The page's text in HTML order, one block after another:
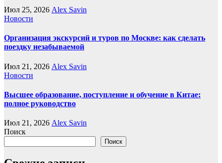
Июл 25, 2026 Alex Savin
Новости
Организация экскурсий и туров по Москве: как сделать
поездку незабываемой
Июл 21, 2026 Alex Savin
Новости
Высшее образование, поступление и обучение в Китае:
полное руководство
Июл 21, 2026 Alex Savin
Поиск
Поиск